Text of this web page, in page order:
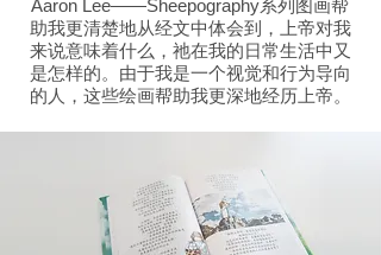
Aaron Lee——Sheepography系列图画帮
助我更清楚地从经文中体会到，上帝对我
来说意味着什么，祂在我的日常生活中又
是怎样的。由于我是一个视觉和行为导向
的人，这些绘画帮助我更深地经历上帝。